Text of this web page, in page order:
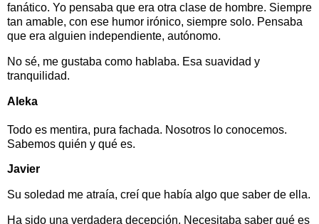
fanático. Yo pensaba que era otra clase de hombre. Siempre
tan amable, con ese humor irónico, siempre solo. Pensaba
que era alguien independiente, autónomo.
No sé, me gustaba como hablaba. Esa suavidad y
tranquilidad.
Aleka
Todo es mentira, pura fachada. Nosotros lo conocemos.
Sabemos quién y qué es.
Javier
Su soledad me atraía, creí que había algo que saber de ella.
Ha sido una verdadera decepción. Necesitaba saber qué es